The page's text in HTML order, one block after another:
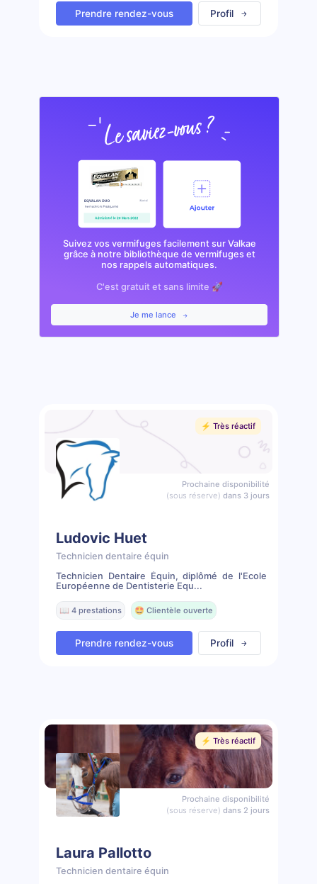
Prendre rendez-vous Profil
Suivez vos vermifuges facilement sur Valkae
grâce à notre bibliothèque de vermifuges et
nos rappels automatiques.
C'est gratuit et sans limite 🚀
Je me lance
⚡️ Très réactif
Prochaine disponibilité
(sous réserve) dans 3 jours
Ludovic Huet
Technicien dentaire équin
Technicien Dentaire Équin, diplômé de l'Ecole
Européenne de Dentisterie Equ...
📖 4 prestations 🤩 Clientèle ouverte
Prendre rendez-vous Profil
⚡️ Très réactif
Prochaine disponibilité
(sous réserve) dans 2 jours
Laura Pallotto
Technicien dentaire équin